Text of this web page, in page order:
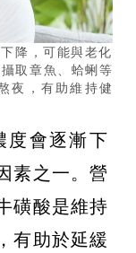
降，可能與老化
取章魚、蛤蜊等
夜，有助維持健
度會逐漸下
素之一。營
磺酸是維持
有助於延緩